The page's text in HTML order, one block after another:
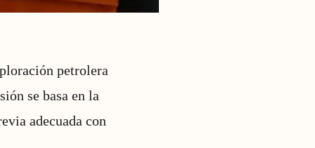
petrolera
se basa en la
adecuada con